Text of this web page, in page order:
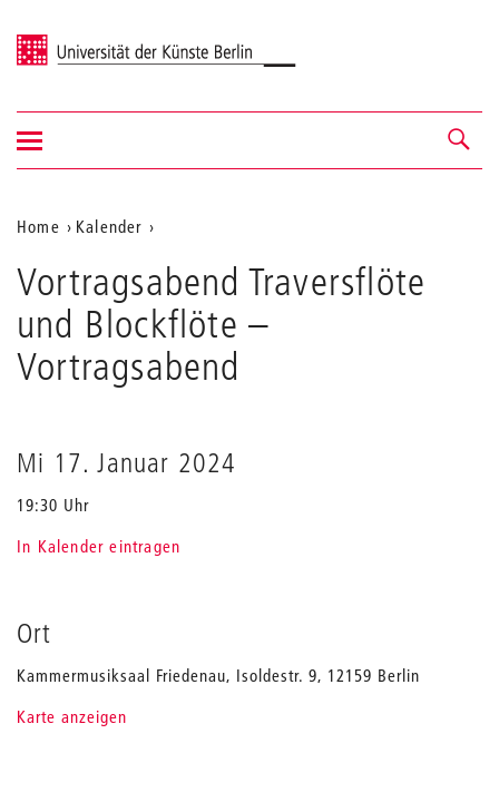
Universität der Künste Berlin
Navigation &
Suche
Navigation
ein-/ausblenden
Aktuelle
Position
auf
der
Webseite
Home
Kalender
Traversflöte
und
Blockflöte
Vortragsabend Traversflöte
und Blockflöte –
Vortragsabend
Mi 17. Januar 2024
19:30 Uhr
In Kalender eintragen
Ort
Kammermusiksaal Friedenau, Isoldestr. 9, 12159 Berlin
Karte anzeigen